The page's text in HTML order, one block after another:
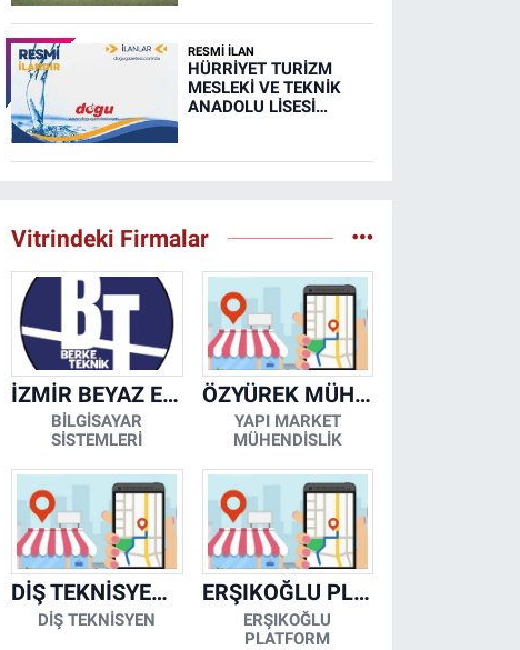
RESMİ İLAN
HÜRRİYET TURİZM
MESLEKİ VE TEKNİK
ANADOLU LİSESİ
YEMEKHANELERİNİN
Vitrindeki Firmalar
İZMİR BEYAZ EŞYA KLİMA KOMBİ SERVİSİ
BİLGİSAYAR
SİSTEMLERİ
ÖZYÜREK MÜHENDİSLİK
YAPI MARKET
MÜHENDİSLİK
DİŞ TEKNİSYENİ- MESUT KORKMAZ
DİŞ TEKNİSYEN
ERŞIKOĞLU PLATFORM
ERŞIKOĞLU
PLATFORM